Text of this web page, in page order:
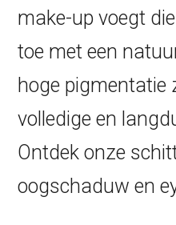
make-up voegt
toe met een
hoge pigmentatie
volledige en
Ontdek onze
oogschaduw en